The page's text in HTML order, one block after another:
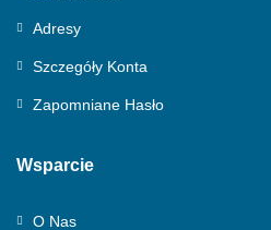
Adresy
Szczegóły Konta
Zapomniane Hasło
Wsparcie
O Nas